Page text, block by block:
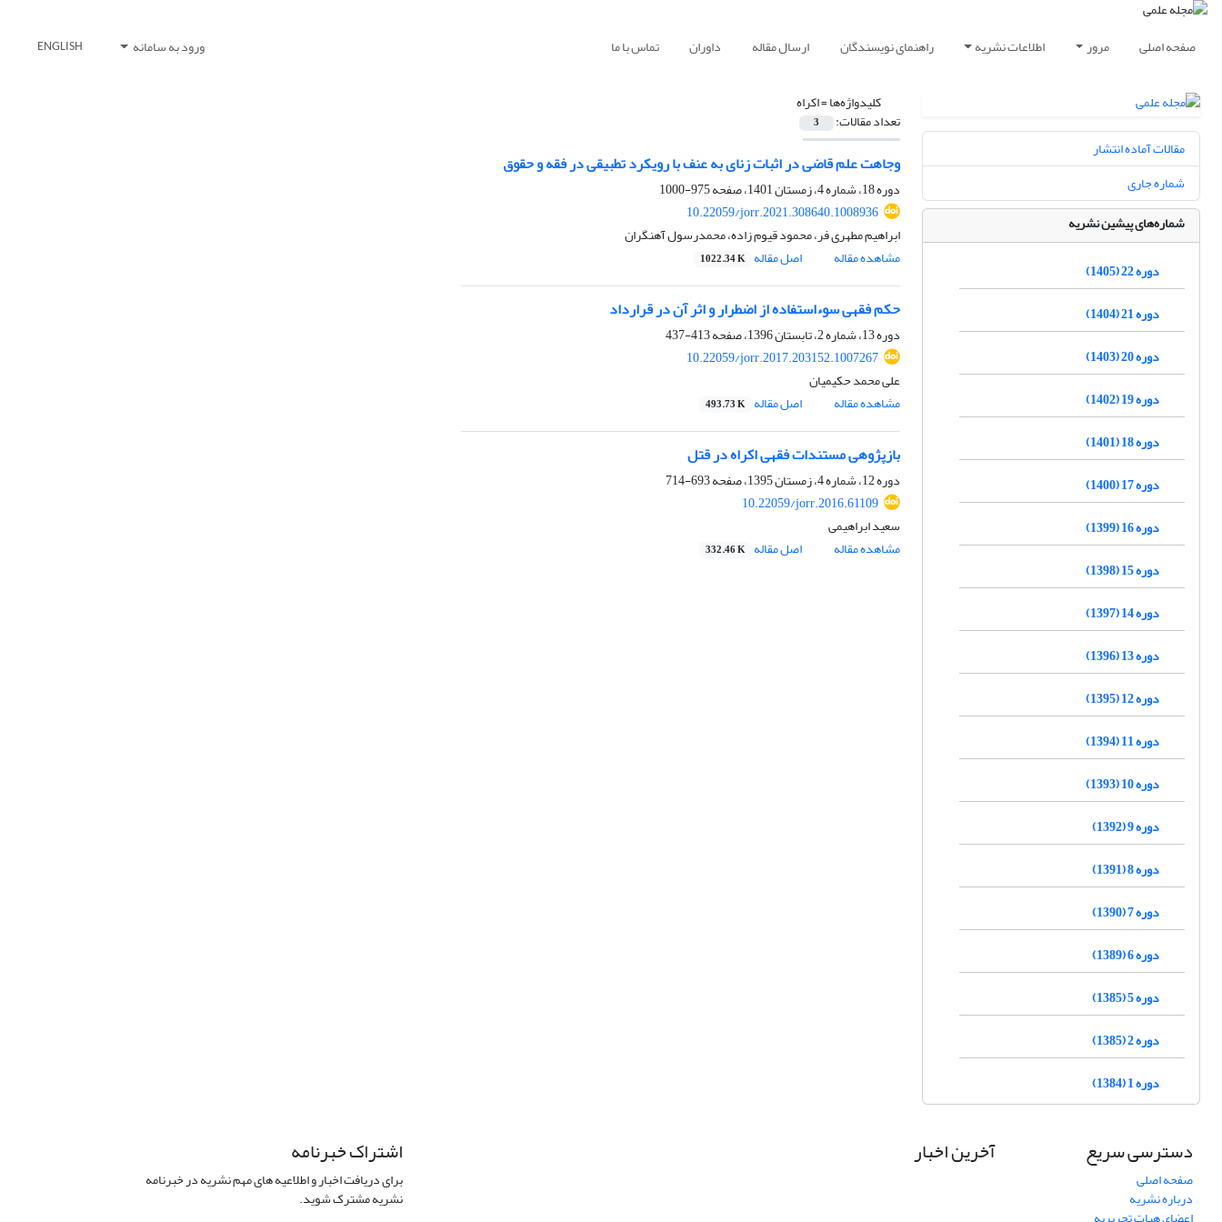
صفحه اصلی مرور اطلاعات نشریه راهنمای نویسندگان ارسال مقاله داوران تماس با ما ورود به سامانه ENGLISH
کلیدواژه‌ها =اکراه
تعداد مقالات: 3
وجاهت علم قاضی در اثبات زنای به عنف با رویکرد تطبیقی در فقه و حقوق
دوره 18، شماره 4، زمستان 1401، صفحه
975-1000
10.22059/jorr.2021.308640.1008936
ابراهیم مطهری فر، محمود قیوم زاده، محمدرسول آهنگران
مشاهده مقاله
اصل مقاله 1022.34 K
حکم فقهی سوءاستفاده از اضطرار و اثر آن در قرارداد
دوره 13، شماره 2، تابستان 1396، صفحه
413-437
10.22059/jorr.2017.203152.1007267
علی محمد حکیمیان
مشاهده مقاله
اصل مقاله 493.73 K
بازپژوهی مستندات فقهی اکراه در قتل
دوره 12، شماره 4، زمستان 1395، صفحه
693-714
10.22059/jorr.2016.61109
سعید ابراهیمی
مشاهده مقاله
اصل مقاله 332.46 K
مقالات آماده انتشار
شماره جاری
شماره‌های پیشین نشریه
دوره 22 (1405)
دوره 21 (1404)
دوره 20 (1403)
دوره 19 (1402)
دوره 18 (1401)
دوره 17 (1400)
دوره 16 (1399)
دوره 15 (1398)
دوره 14 (1397)
دوره 13 (1396)
دوره 12 (1395)
دوره 11 (1394)
دوره 10 (1393)
دوره 9 (1392)
دوره 8 (1391)
دوره 7 (1390)
دوره 6 (1389)
دوره 5 (1385)
دوره 2 (1385)
دوره 1 (1384)
دسترسی سریع
صفحه اصلی
درباره نشریه
آخرین اخبار اشتراک خبرنامه
برای دریافت اخبار و اطلاعیه های مهم نشریه در خبرنامه
نشریه مشترک شوید.